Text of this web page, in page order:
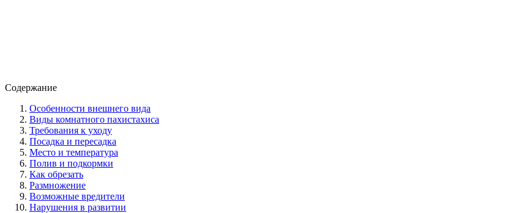
Содержание
Особенности внешнего вида
Виды комнатного пахистахиса
Требования к уходу
Посадка и пересадка
Место и температура
Полив и подкормки
Как обрезать
Размножение
Возможные вредители
Нарушения в развитии